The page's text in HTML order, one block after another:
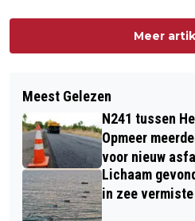
Meer
Meest Gelezen
N241 tussen
Opmeer
voor nieuw
Lichaam
in zee